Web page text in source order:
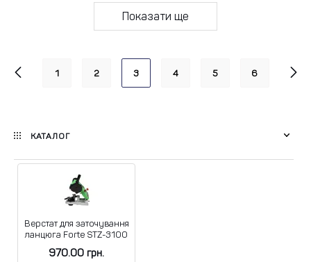
Показати ще
1 2 3 4 5 6
КАТАЛОГ
Верстат для заточування
ланцюга Forte STZ-3100
970.00 грн.